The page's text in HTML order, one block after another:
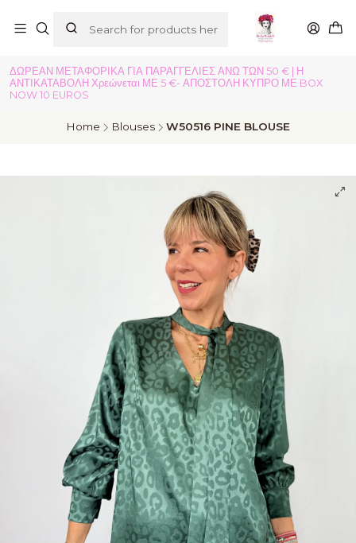
ΔΩΡΕΑΝ ΜΕΤΑΦΟΡΙΚΑ ΓΙΑ ΠΑΡΑΓΓΕΛΙΕΣ ΑΝΩ ΤΩΝ 50 € | Η
ΑΝΤΙΚΑΤΑΒΟΛΗ Χρεώνεται ΜΕ 5 €- ΑΠΟΣΤΟΛΗ ΚΥΠΡΟ ΜΕ BOX
NOW 10 EUROS
Home Blouses W50516 PINE BLOUSE